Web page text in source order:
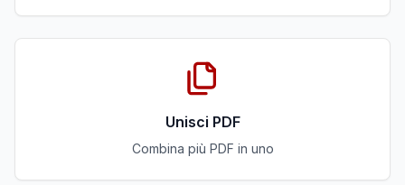
Unisci PDF
Combina più PDF in uno